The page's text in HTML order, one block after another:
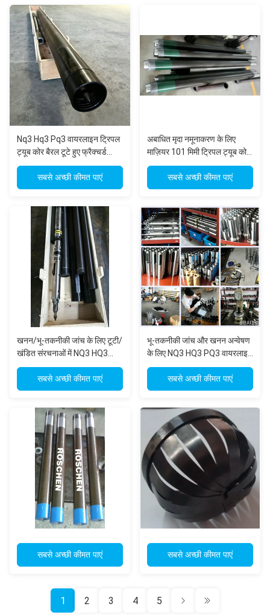
Nq3 Hq3 Pq3 वायरलाइन ट्रिपल
ट्यूब कोर बैरल टूटे हुए फ्रैक्चर्ड
फॉर्मेशन में खनन और भू-तकनीकी
जांच के लिएसबसे अच्छी कीमत पाएं
अबाधित मृदा नमूनाकरण के लिए
माज़ियर 101 मिमी ट्रिपल ट्यूब कोर
बैरल
सबसे अच्छी कीमत पाएं
खनन/भू-तकनीकी जांच के लिए टूटी/
खंडित संरचनाओं में NQ3 HQ3
PQ3 वायरलाइन ट्रिपल ट्यूब कोर
सबसे अच्छी कीमत पाएं
भू-तकनीकी जांच और खनन अन्वेषण
के लिए NQ3 HQ3 PQ3 वायरलाइन
ट्रिपल ट्यूब कोर बैरल
सबसे अच्छी कीमत पाएं
सबसे अच्छी कीमत पाएं सबसे अच्छी कीमत पाएं
1 2 3 4 5